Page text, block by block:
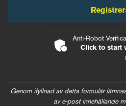
Anti-Robot
Click to start
Genom ifyllnad av detta formulär
av e-post innehållande